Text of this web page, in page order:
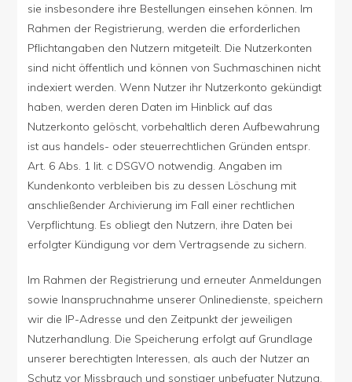
sie insbesondere ihre Bestellungen einsehen können. Im
Rahmen der Registrierung, werden die erforderlichen
Pflichtangaben den Nutzern mitgeteilt. Die Nutzerkonten
sind nicht öffentlich und können von Suchmaschinen nicht
indexiert werden. Wenn Nutzer ihr Nutzerkonto gekündigt
haben, werden deren Daten im Hinblick auf das
Nutzerkonto gelöscht, vorbehaltlich deren Aufbewahrung
ist aus handels- oder steuerrechtlichen Gründen entspr.
Art. 6 Abs. 1 lit. c DSGVO notwendig. Angaben im
Kundenkonto verbleiben bis zu dessen Löschung mit
anschließender Archivierung im Fall einer rechtlichen
Verpflichtung. Es obliegt den Nutzern, ihre Daten bei
erfolgter Kündigung vor dem Vertragsende zu sichern.
Im Rahmen der Registrierung und erneuter Anmeldungen
sowie Inanspruchnahme unserer Onlinedienste, speichern
wir die IP-Adresse und den Zeitpunkt der jeweiligen
Nutzerhandlung. Die Speicherung erfolgt auf Grundlage
unserer berechtigten Interessen, als auch der Nutzer an
Schutz vor Missbrauch und sonstiger unbefugter Nutzung.